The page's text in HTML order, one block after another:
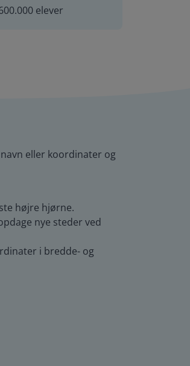
elever
eller koordinater og
højre hjørne.
nye steder ved
i bredde- og